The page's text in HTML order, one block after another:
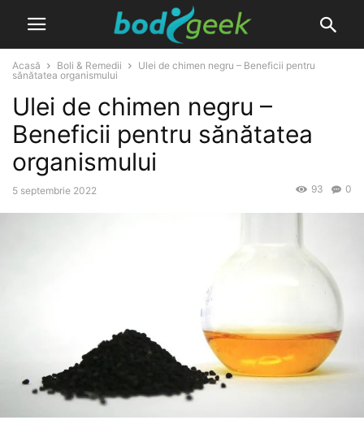
Acasă Boli & Remedii
Ulei de chimen negru – Beneficii pentru
sănătatea organismului
Ulei de chimen negru –
Beneficii pentru sănătatea
organismului
5 septembrie 2022 0
93